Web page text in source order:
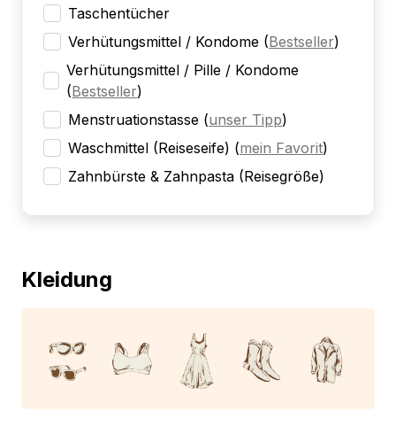
Taschentücher
Verhütungsmittel / Kondome (Bestseller)
Verhütungsmittel / Pille / Kondome
(Bestseller)
Menstruationstasse (unser Tipp)
Waschmittel (Reiseseife) (mein Favorit)
Zahnbürste & Zahnpasta (Reisegröße)
Kleidung